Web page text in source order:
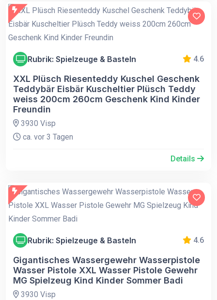
Rubrik: Spielzeuge & Basteln 4.6
XXL Plüsch Riesenteddy Kuschel Geschenk
Teddybär Eisbär Kuscheltier Plüsch Teddy
weiss 200cm 260cm Geschenk Kind Kinder
Freundin
3930 Visp
ca. vor 3 Tagen
Details
Rubrik: Spielzeuge & Basteln 4.6
Gigantisches Wassergewehr Wasserpistole
Wasser Pistole XXL Wasser Pistole Gewehr
MG Spielzeug Kind Kinder Sommer Badi
3930 Visp